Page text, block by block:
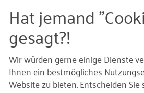
Hat jemand
gesagt?!
Wir würden gerne einige Dienste
Ihnen ein bestmögliches
Website zu bieten. Entscheiden